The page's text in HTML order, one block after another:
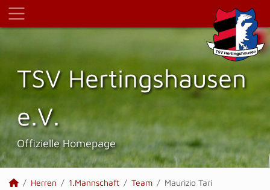
TSV Hertings­hausen
e.V.
Offizielle Homepage
Herren 1.Mannschaft Team Maurizio Tari